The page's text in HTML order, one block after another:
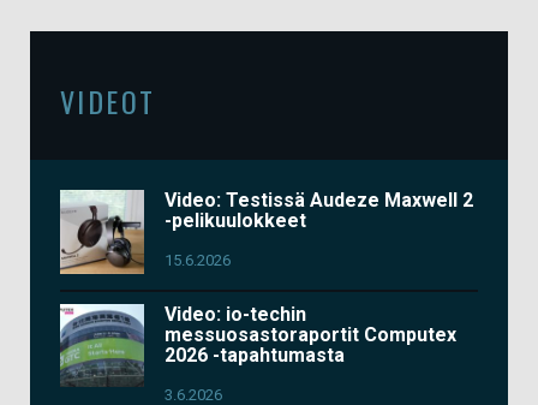
VIDEOT
Video: Testissä Audeze Maxwell 2
-pelikuulokkeet
15.6.2026
Video: io-techin
messuosastoraportit Computex
2026 -tapahtumasta
3.6.2026